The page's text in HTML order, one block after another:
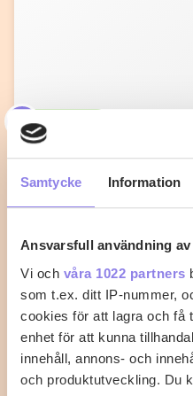
Samtycke Information
Ansvarsfull användning
Vi och våra 1022 partners
som t.ex. ditt IP-nummer,
cookies för att lagra och få
enhet för att kunna
innehåll, annons- och
och produktutveckling. Du
C
krämig pastasås
mascarpone
kastrull tills löken blivit…
0